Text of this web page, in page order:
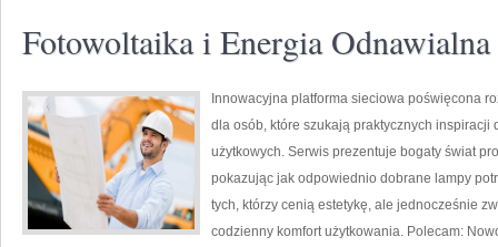
Fotowoltaika i Energia Odnawialna
Innowacyjna platforma sieciowa poświęcona
dla osób, które szukają praktycznych
użytkowych. Serwis prezentuje bogaty świat
pokazując jak odpowiednio dobrane lampy
tych, którzy cenią estetykę, ale jednocześnie
codzienny komfort użytkowania. Polecam: